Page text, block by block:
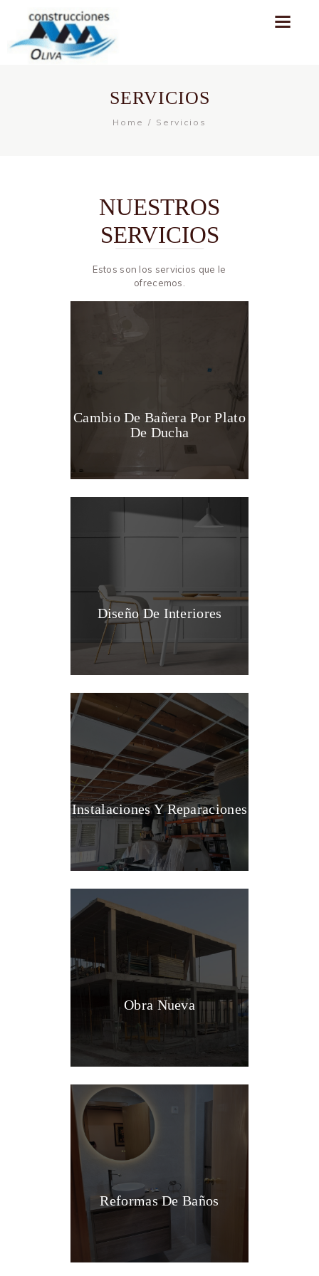
SERVICIOS
Home Servicios
NUESTROS
SERVICIOS
Estos son los servicios que le
ofrecemos.
Cambio De Bañera Por Plato
De Ducha
Diseño De Interiores
Instalaciones Y Reparaciones
Obra Nueva
Reformas De Baños